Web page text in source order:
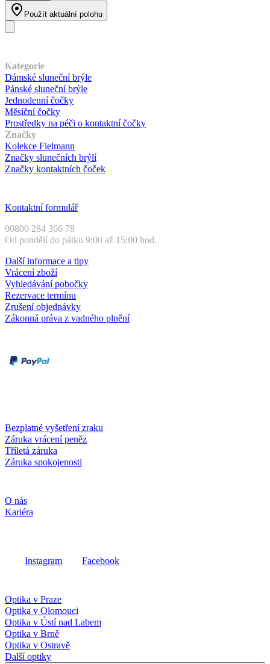
Použít aktuální polohu
Kategorie
Dámské sluneční brýle
Pánské sluneční brýle
Jednodenní čočky
Měsíční čočky
Prostředky na péči o kontaktní čočky
Značky
Kolekce Fielmann
Značky slunečních brýlí
Značky kontaktních čoček
Kontaktní formulář
00800 284 366 78
Od pondělí do pátku 9:00 až 15:00 hod.
Další informace a tipy
Vrácení zboží
Vyhledávání pobočky
Rezervace termínu
Zrušení objednávky
Zákonná práva z vadného plnění
Bezplatné vyšetření zraku
Záruka vrácení peněz
Tříletá záruka
Záruka spokojenosti
O nás
Kariéra
Instagram Facebook
Optika v Praze
Optika v Olomouci
Optika v Ústí nad Labem
Optika v Brně
Optika v Ostravě
Další optiky